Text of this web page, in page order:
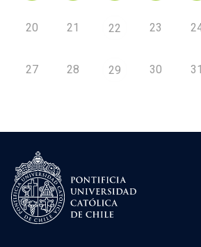
20 21 22 23
27 28 29 30 31